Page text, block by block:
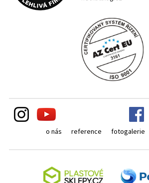
o nás reference fotogalerie